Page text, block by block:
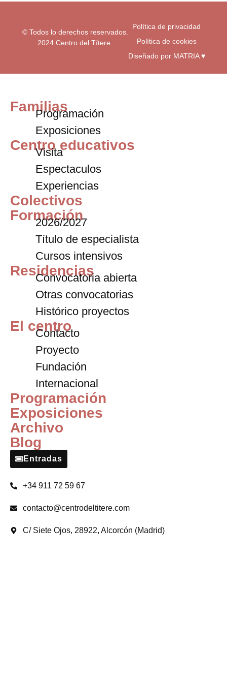
© Todos lo derechos reservados.
2024 Centro del Títere.
Política de privacidad
Política de cookies
Diseñado por MATRIA ♥
Familias
Programación
Exposiciones
Centro educativos
Visita
Espectaculos
Experiencias
Colectivos
Formación
2026/2027
Título de especialista
Cursos intensivos
Residencias
Convocatoria abierta
Otras convocatorias
Histórico proyectos
El centro
Contacto
Proyecto
Fundación
Internacional
Programación
Exposiciones
Archivo
Blog
Entradas
+34 911 72 59 67
contacto@centrodeltitere.com
C/ Siete Ojos, 28922, Alcorcón (Madrid)